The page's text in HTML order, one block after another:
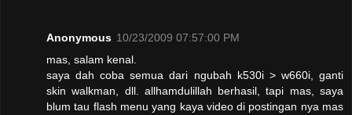
Anonymous 10/23/2009 07:57:00 PM
mas, salam kenal.
saya dah coba semua dari ngubah k530i > w660i, ganti
skin walkman, dll. allhamdulillah berhasil, tapi mas, saya
blum tau flash menu yang kaya video di postingan nya mas